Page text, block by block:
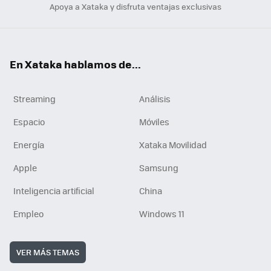
Apoya a Xataka y disfruta ventajas exclusivas
En Xataka hablamos de...
Streaming
Análisis
Espacio
Móviles
Energía
Xataka Movilidad
Apple
Samsung
Inteligencia artificial
China
Empleo
Windows 11
VER MÁS TEMAS